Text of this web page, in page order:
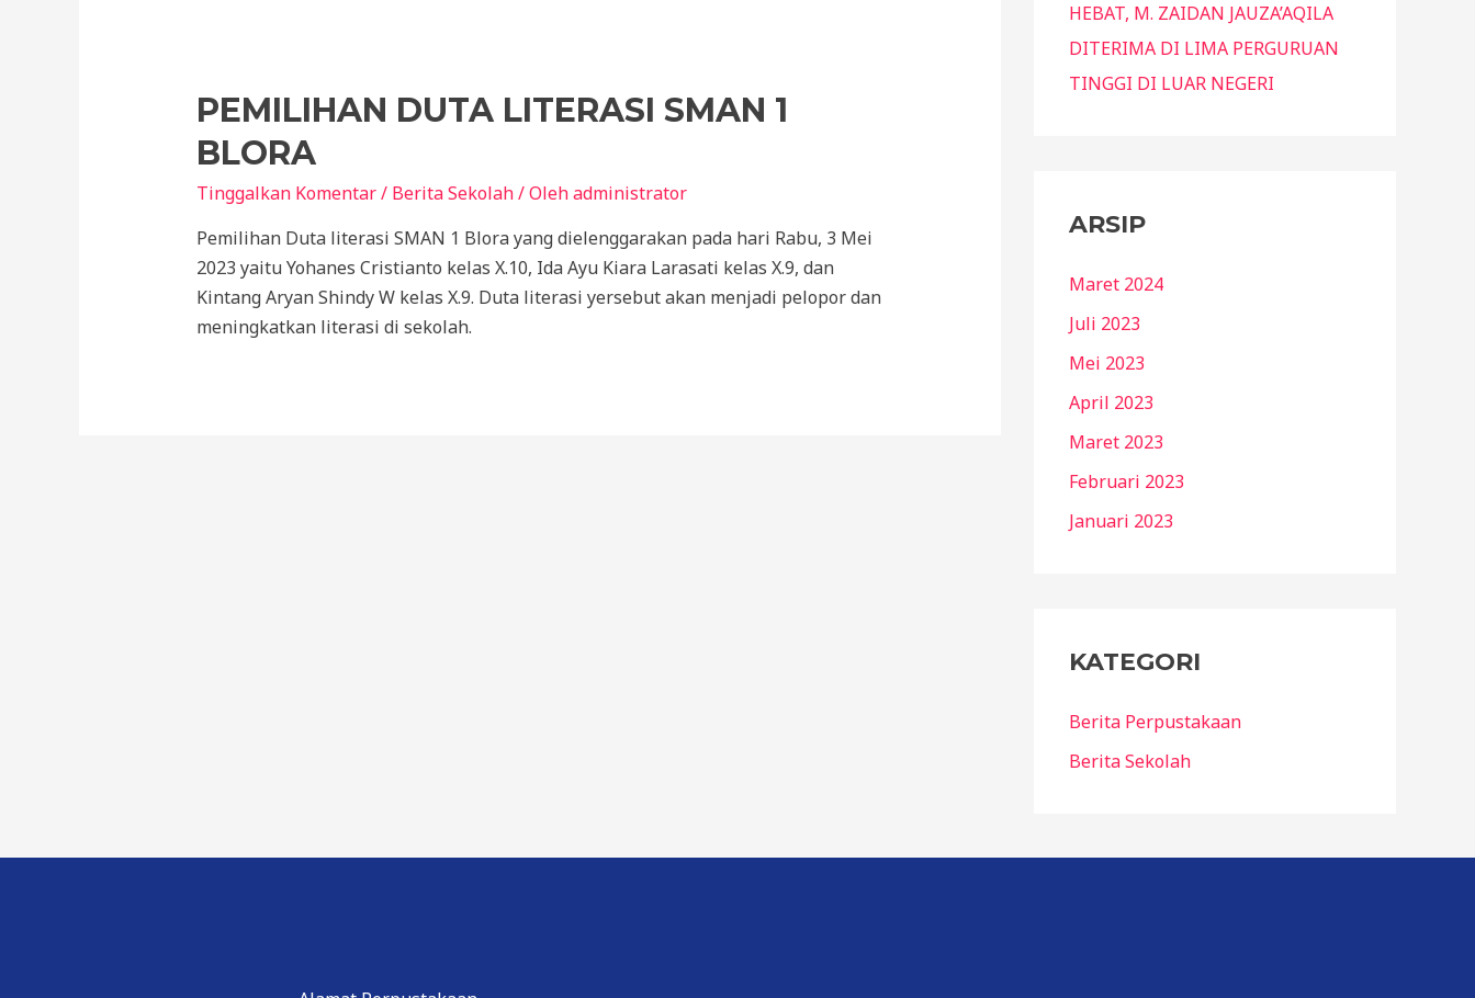
PEMILIHAN DUTA LITERASI SMAN 1
BLORA
Tinggalkan Komentar/ Berita Sekolah/ Olehadministrator
Pemilihan Duta literasi SMAN 1 Blora yang dielenggarakan pada hari Rabu, 3 Mei
2023 yaitu Yohanes Cristianto kelas X.10, Ida Ayu Kiara Larasati kelas X.9, dan
Kintang Aryan Shindy W kelas X.9. Duta literasi yersebut akan menjadi pelopor dan
meningkatkan literasi di sekolah.
HEBAT, M. ZAIDAN JAUZA’AQILA
DITERIMA DI LIMA PERGURUAN
TINGGI DI LUAR NEGERI
ARSIP
Maret 2024
Juli 2023
Mei 2023
April 2023
Maret 2023
Februari 2023
Januari 2023
KATEGORI
Berita Perpustakaan
Berita Sekolah